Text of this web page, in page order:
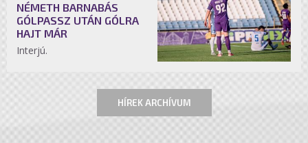
NÉMETH BARNABÁS
GÓLPASSZ UTÁN GÓLRA
HAJT MÁR
Interjú.
HÍREK ARCHÍVUM